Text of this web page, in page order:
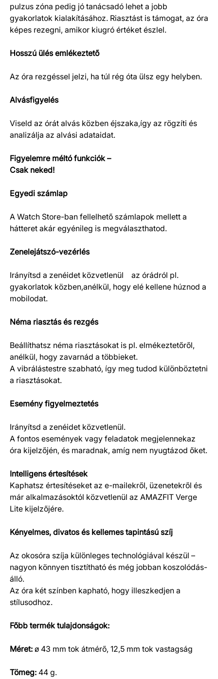
pulzus zóna pedig jó tanácsadó lehet a jobb
gyakorlatok kialakításához. Riasztást is támogat, az óra
képes rezegni, amikor kiugró értéket észlel.
Hosszú ülés emlékeztető
Az óra rezgéssel jelzi, ha túl rég óta ülsz egy helyben.
Alvásfigyelés
Viseld az órát alvás közben éjszaka,így az rögzíti és
analizálja az alvási adataidat.
Figyelemre méltó funkciók –
Csak neked!
Egyedi számlap
A Watch Store-ban fellelhető számlapok mellett a
hátteret akár egyénileg is megválaszthatod.
Zenelejátszó-vezérlés
Irányítsd a zenéidet közvetlenül az órádról pl.
gyakorlatok közben,anélkül, hogy elé kellene húznod a
mobilodat.
Néma riasztás és rezgés
Beállíthatsz néma riasztásokat is pl. elmékeztetőről,
anélkül, hogy zavarnád a többieket.
A vibrálástestre szabható, így meg tudod különböztetni
a riasztásokat.
Esemény figyelmeztetés
Irányítsd a zenéidet közvetlenül.
A fontos események vagy feladatok megjelennekaz
óra kijelzőjén, és maradnak, amíg nem nyugtázod őket.
Intelligens értesítések
Kaphatsz értesítéseket az e-mailekről, üzenetekről és
már alkalmazásoktól közvetlenül az AMAZFIT Verge
Lite kijelzőjére.
Kényelmes, divatos és kellemes tapintású szíj
Az okosóra szíja különleges technológiával készül –
nagyon könnyen tisztítható és még jobban koszolódás-
álló.
Az óra két színben kapható, hogy illeszkedjen a
stílusodhoz.
Főbb termék tulajdonságok:
Méret: ø 43 mm tok átmérő, 12,5 mm tok vastagság
Tömeg: 44 g.